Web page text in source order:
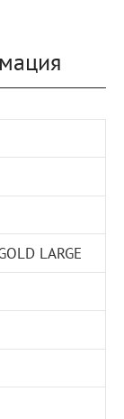
LARGE